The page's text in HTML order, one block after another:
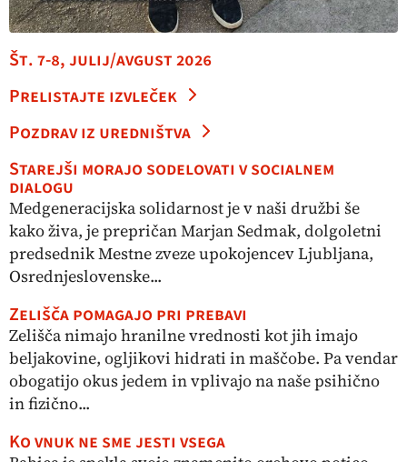
Št. 7-8, julij/avgust 2026
Prelistajte izvleček
Pozdrav iz uredništva
Starejši morajo sodelovati v socialnem
dialogu
Medgeneracijska solidarnost je v naši družbi še
kako živa, je prepričan Marjan Sedmak, dolgoletni
predsednik Mestne zveze upokojencev Ljubljana,
Osrednjeslovenske...
Zelišča pomagajo pri prebavi
Zelišča nimajo hranilne vrednosti kot jih imajo
beljakovine, ogljikovi hidrati in maščobe. Pa vendar
obogatijo okus jedem in vplivajo na naše psihično
in fizično...
Ko vnuk ne sme jesti vsega